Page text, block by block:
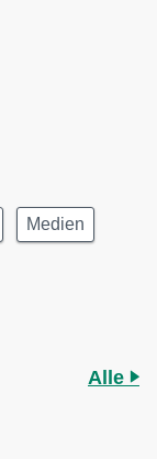
Medien
Alle